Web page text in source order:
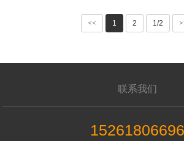
<< 1 2 1/2
联系我们
15261806696